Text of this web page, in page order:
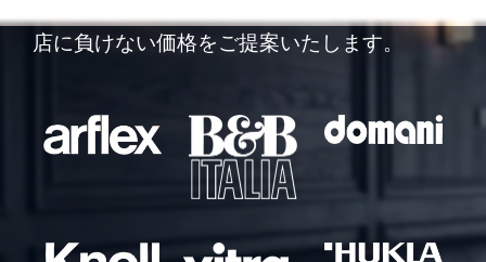
店に負けない価格をご提案いたします。